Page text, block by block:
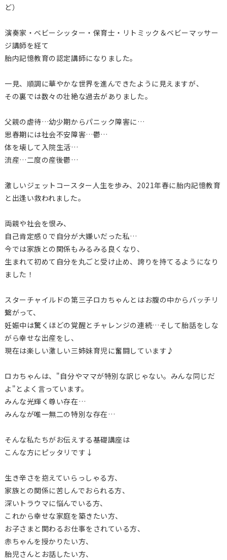
ど）
演奏家・ベビーシッター・保育士・リトミック＆ベビーマッサー
ジ講師を経て
胎内記憶教育の認定講師になりました。
一見、順調に華やかな世界を進んできたように見えますが、
その裏では数々の壮絶な過去がありました。
父親の虐待…幼少期からパニック障害に…
思春期には社会不安障害…鬱…
体を壊して入院生活…
流産…二度の産後鬱…
激しいジェットコースター人生を歩み、2021年春に胎内記憶教育
と出逢い救われました。
両親や社会を恨み、
自己肯定感０で自分が大嫌いだった私…
今では家族との関係もみるみる良くなり、
生まれて初めて自分を丸ごと受け止め、誇りを持てるようになり
ました！
スターチャイルドの第三子ロカちゃんとはお腹の中からバッチリ
繋がって、
妊娠中は驚くほどの覚醒とチャレンジの連続…そして胎話をしな
がら幸せな出産をし、
現在は楽しい激しい三姉妹育児に奮闘しています♪
ロカちゃんは、"自分やママが特別な訳じゃない。みんな同じだ
よ"とよく言っています。
みんな光輝く尊い存在…
みんなが唯一無二の特別な存在…
そんな私たちがお伝えする基礎講座は
こんな方にピッタリです↓
生き辛さを抱えていらっしゃる方、
家族との関係に苦しんでおられる方、
深いトラウマに悩んでいる方、
これから幸せな家庭を築きたい方、
お子さまと関わるお仕事をされている方、
赤ちゃんを授かりたい方、
胎児さんとお話したい方、